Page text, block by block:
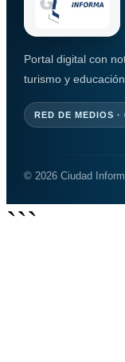
Portal digital con
turismo y
RED DE MEDIOS
© 2026 Ciudad
```